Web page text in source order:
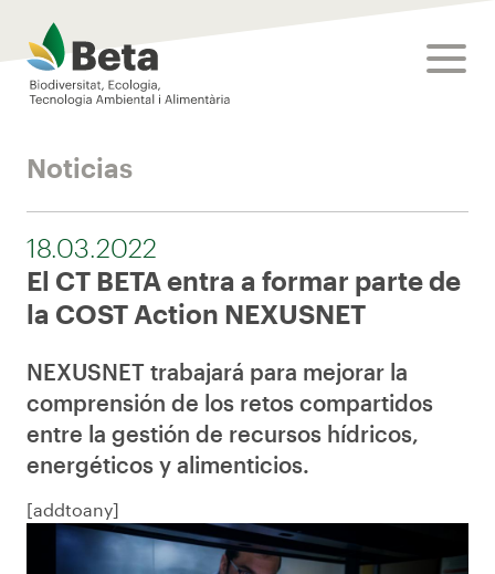
Beta Tech Center
Noticias
18.03.2022
El CT BETA entra a formar parte de
la COST Action NEXUSNET
NEXUSNET trabajará para mejorar la
comprensión de los retos compartidos
entre la gestión de recursos hídricos,
energéticos y alimenticios.
[addtoany]